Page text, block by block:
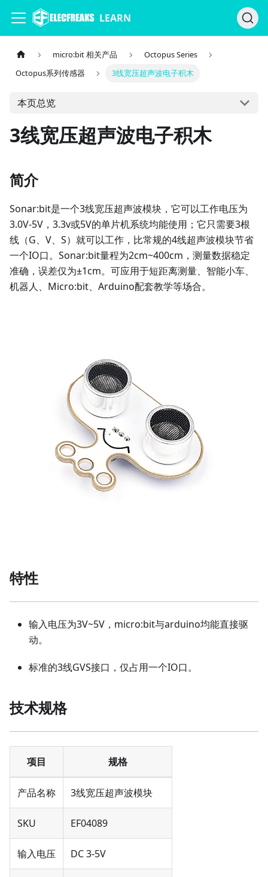
LEARN
micro:bit 相关产品
Octopus Series
Octopus系列传感器
3线宽压超声波电子积木
本页总览
3线宽压超声波电子积木
简介
Sonar:bit是一个3线宽压超声波模块，它可以工作电压为
3.0V-5V，3.3v或5V的单片机系统均能使用；它只需要3根
线（G、V、S）就可以工作，比常规的4线超声波模块节省
一个IO口。Sonar:bit量程为2cm~400cm，测量数据稳定
准确，误差仅为±1cm。可应用于短距离测量、智能小车、
机器人、Micro:bit、Arduino配套教学等场合。
特性
输入电压为3V~5V，micro:bit与arduino均能直接驱
动。
标准的3线GVS接口，仅占用一个IO口。
技术规格
项目 规格
产品名称 3线宽压超声波模块
SKU EF04089
输入电压 DC 3-5V